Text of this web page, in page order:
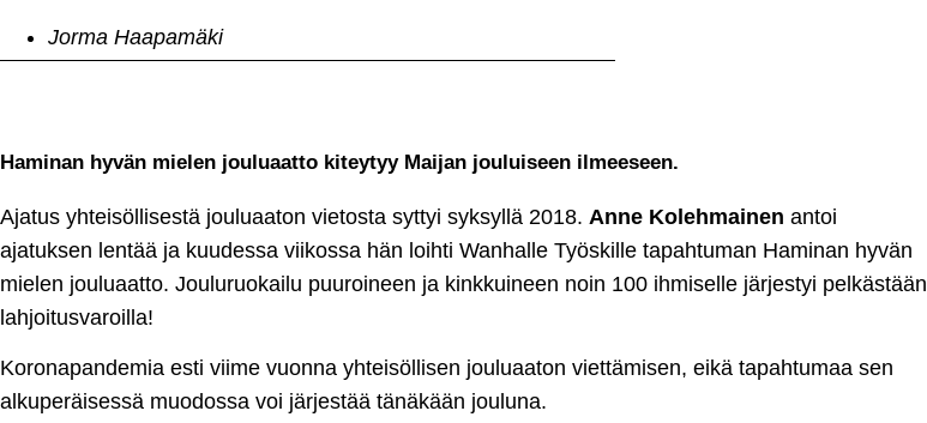
Jorma Haapamäki
Haminan hyvän mielen jouluaatto kiteytyy Maijan jouluiseen ilmeeseen.
Ajatus yhteisöllisestä jouluaaton vietosta syttyi syksyllä 2018. Anne Kolehmainen antoi
ajatuksen lentää ja kuudessa viikossa hän loihti Wanhalle Työskille tapahtuman Haminan hyvän
mielen jouluaatto. Jouluruokailu puuroineen ja kinkkuineen noin 100 ihmiselle järjestyi pelkästään
lahjoitusvaroilla!
Koronapandemia esti viime vuonna yhteisöllisen jouluaaton viettämisen, eikä tapahtumaa sen
alkuperäisessä muodossa voi järjestää tänäkään jouluna.